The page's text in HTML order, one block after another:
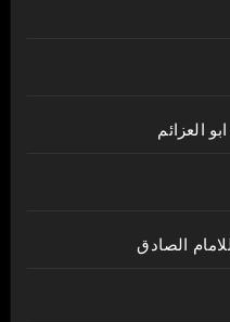
العزائم
الصادق